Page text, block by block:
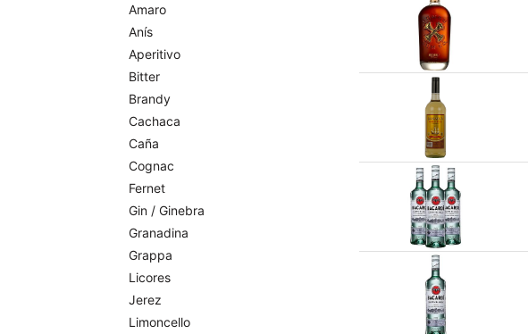
Amaro
Anís
Aperitivo
Bitter
Brandy
Cachaca
Caña
Cognac
Fernet
Gin / Ginebra
Granadina
Grappa
Licores
Jerez
Limoncello